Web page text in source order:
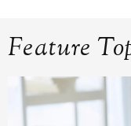
Feature